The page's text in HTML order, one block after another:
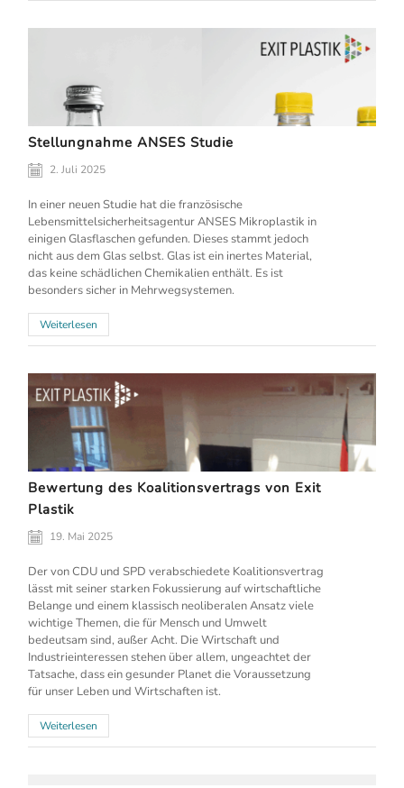
Stellungnahme ANSES Studie
2. Juli 2025
In einer neuen Studie hat die französische
Lebensmittelsicherheitsagentur ANSES Mikroplastik in
einigen Glasflaschen gefunden. Dieses stammt jedoch
nicht aus dem Glas selbst. Glas ist ein inertes Material,
das keine schädlichen Chemikalien enthält. Es ist
besonders sicher in Mehrwegsystemen.
Weiterlesen
Bewertung des Koalitionsvertrags von Exit
Plastik
19. Mai 2025
Der von CDU und SPD verabschiedete Koalitionsvertrag
lässt mit seiner starken Fokussierung auf wirtschaftliche
Belange und einem klassisch neoliberalen Ansatz viele
wichtige Themen, die für Mensch und Umwelt
bedeutsam sind, außer Acht. Die Wirtschaft und
Industrieinteressen stehen über allem, ungeachtet der
Tatsache, dass ein gesunder Planet die Voraussetzung
für unser Leben und Wirtschaften ist.
Weiterlesen